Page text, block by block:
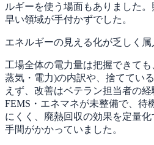
ルギーを使う場面もありました
早い領域が手付かずでした。
エネルギーの見える化が乏しく属
工場全体の電力量は把握できても
蒸気・電力)の内訳や、捨ててい
えず、改善はベテラン担当者の経
FEMS・エネマネが未整備で、待
にくく、廃熱回収の効果を定量
手間がかかっていました。